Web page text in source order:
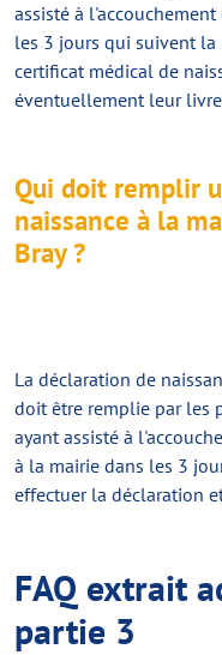
assisté à
les 3 jours qui suivent la
certificat médical de
éventuellement leur
Qui doit remplir
naissance à la
Bray ?
La déclaration de
doit être remplie par les
ayant assisté à
à la mairie dans les 3
effectuer la déclaration
FAQ extrait
partie 3